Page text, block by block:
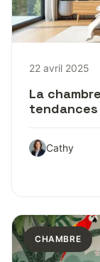
22 avril 2025
La
Cathy
CHAMBRE